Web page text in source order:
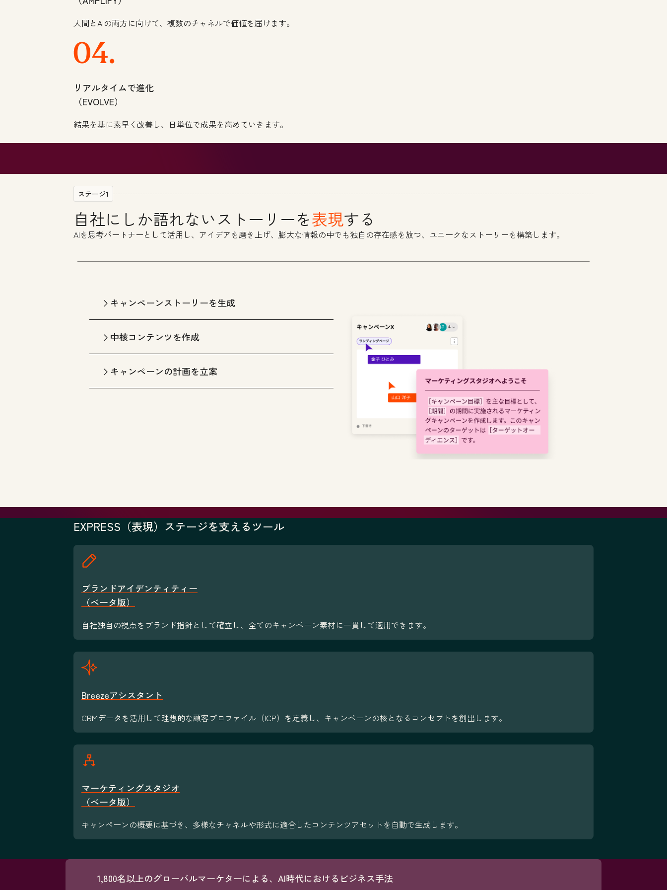
人間とAIの両方に向けて、複数のチャネルで価値を届けます。
リアルタイムで進化
（EVOLVE）
結果を基に素早く改善し、日単位で成果を高めていきます。
ステージ1
自社にしか語れないストーリーを表現する
AIを思考パートナーとして活用し、アイデアを磨き上げ、膨大な情報の中でも独自の存在感を放つ、ユニークなストーリーを構築します。
キャンペーンストーリーを生成
中核コンテンツを作成
キャンペーンの計画を立案
EXPRESS（表現）ステージを支えるツール
ブランドアイデンティティー
（ベータ版）
自社独自の視点をブランド指針として確立し、全てのキャンペーン素材に一貫して適用できます。
Breezeアシスタント
CRMデータを活用して理想的な顧客プロファイル（ICP）を定義し、キャンペーンの核となるコンセプトを創出します。
マーケティングスタジオ
（ベータ版）
キャンペーンの概要に基づき、多様なチャネルや形式に適合したコンテンツアセットを自動で生成します。
1,800名以上のグローバルマーケターによる、AI時代におけるビジネス手法